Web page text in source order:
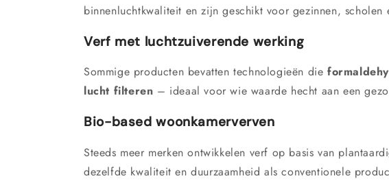
binnenluchtkwaliteit en zijn geschikt voor gezinnen, scholen
Verf met luchtzuiverende werking
Sommige producten bevatten technologieën die
lucht filteren – ideaal voor wie waarde hecht aan een
Bio-based woonkamerverven
Steeds meer merken ontwikkelen verf op basis van
dezelfde kwaliteit en duurzaamheid als conventionele